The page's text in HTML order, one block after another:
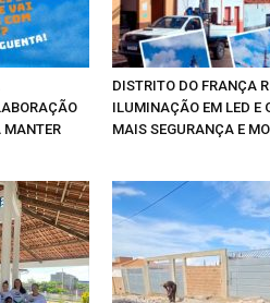
MANTER
DISTRITO DO FRANÇA
ILUMINAÇÃO EM LED E
MAIS SEGURANÇA E